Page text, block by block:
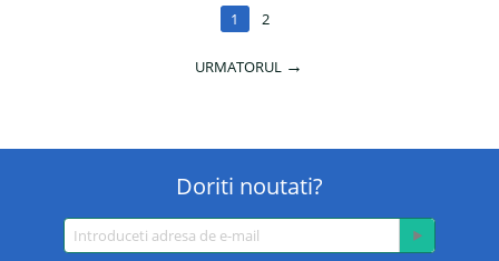
1 2
URMATORUL
Doriti noutati?